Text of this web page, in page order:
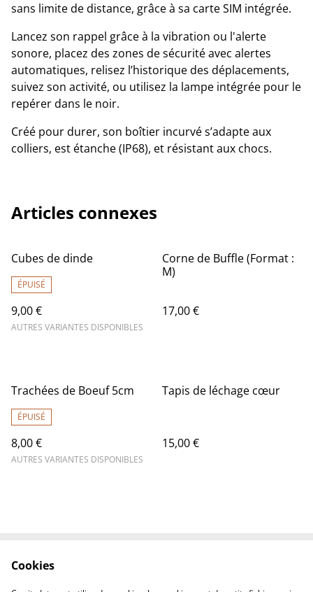
sans limite de distance, grâce à sa carte SIM intégrée.
Lancez son rappel grâce à la vibration ou l'alerte
sonore, placez des zones de sécurité avec alertes
automatiques, relisez l’historique des déplacements,
suivez son activité, ou utilisez la lampe intégrée pour le
repérer dans le noir.
Créé pour durer, son boîtier incurvé s’adapte aux
colliers, est étanche (IP68), et résistant aux chocs.
Articles connexes
Cubes de dinde
ÉPUISÉ
9,00 €
AUTRES VARIANTES DISPONIBLES
Corne de Buffle (Format :
M)
17,00 €
Trachées de Boeuf 5cm
ÉPUISÉ
8,00 €
AUTRES VARIANTES DISPONIBLES
Tapis de léchage cœur
15,00 €
Politique de
Politique de cookies
Cookies